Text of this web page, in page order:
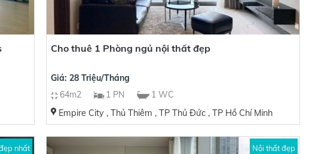
Cho thuê 1 Phòng ngủ nội thất đẹp
Giá: 28 Triệu/Tháng
64m2
1 PN
1 WC
Empire City , Thủ Thiêm , TP Thủ Đức , TP Hồ Chí Minh
nhất Nội thất đẹp